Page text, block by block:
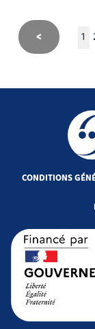
< 1
CONDITIONS